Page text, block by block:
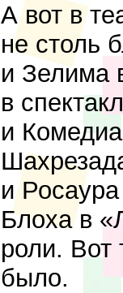
А вот в
не столь
и Зелима
в
и
и
Блоха в
роли. Вот
было.